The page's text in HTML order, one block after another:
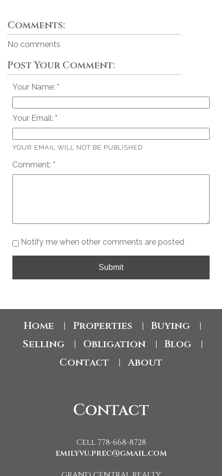
Comments:
No comments
Post Your Comment:
Your Name:
Your Email:
YOUR EMAIL WILL NOT BE PUBLISHED
Comment:
Notify me when other comments are posted
Submit
Home Properties Buying
Selling Obligation Blog
Contact About
Contact
Cell 778-668-8728
emilyvu.prec@gmail.com